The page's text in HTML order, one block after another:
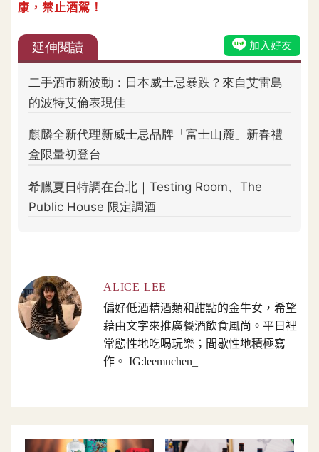
康，禁止酒駕！
ALICE LEE
偏好低酒精酒類和甜點的金牛女，希望
藉由文字來推廣餐酒飲食風尚。平日裡
常態性地吃喝玩樂；間歇性地積極寫
作。 IG:leemuchen_